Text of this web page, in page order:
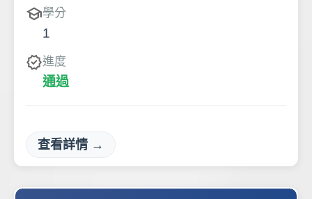
school學分
1
verified進度
通過
查看詳情 →